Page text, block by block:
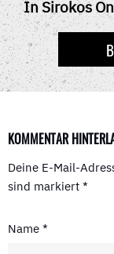
O
K
T
E
R
E
S
In Sirokos
KOMMENTAR
Deine E-Mail-
sind markiert *
Name *